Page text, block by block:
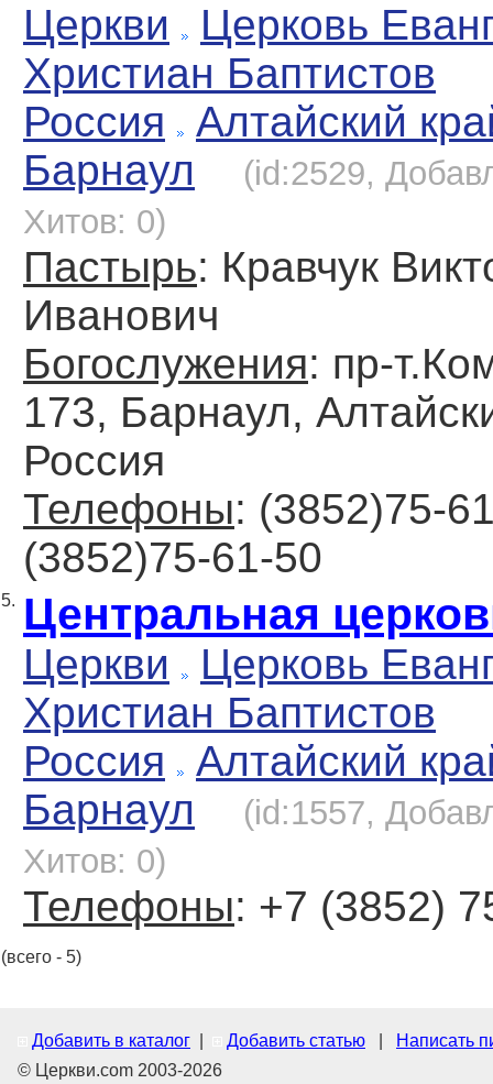
Церкви
Церковь
Христиан Баптистов
Россия
Алтайский
Барнаул
(id:2529,
Хитов: 0)
Пастырь: Кравчук
Иванович
Богослужения: пр-
173, Барнаул,
Россия
Телефоны: (3852)75-
(3852)75-61-50
5. Центральная
Церкви
Церковь
Христиан Баптистов
Россия
Алтайский
Барнаул
(id:1557,
Хитов: 0)
Телефоны: +7 (3852)
(всего - 5)
Добавить в каталог Добавить статью
Написать
© Церкви.com 2003-2026